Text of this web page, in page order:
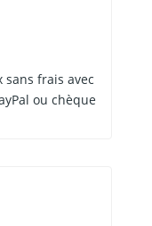
sans frais avec
ou chèque